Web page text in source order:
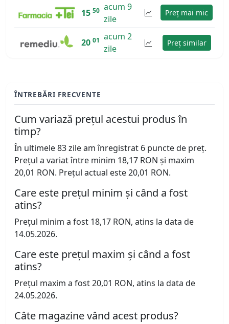
15 50 acum 9
zile
Preț mai mic
20 01 acum 2
zile
Preț similar
ÎNTREBĂRI FRECVENTE
Cum variază prețul acestui produs în
timp?
În ultimele 83 zile am înregistrat 6 puncte de preț.
Prețul a variat între minim 18,17 RON și maxim
20,01 RON. Prețul actual este 20,01 RON.
Care este prețul minim și când a fost
atins?
Prețul minim a fost 18,17 RON, atins la data de
14.05.2026.
Care este prețul maxim și când a fost
atins?
Prețul maxim a fost 20,01 RON, atins la data de
24.05.2026.
Câte magazine vând acest produs?